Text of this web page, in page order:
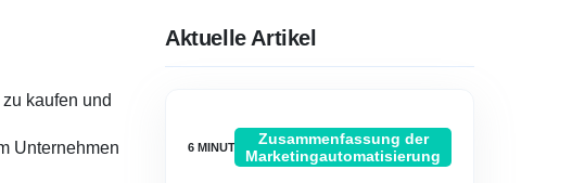
kaufen und
Unternehmen
Aktuelle Artikel
Zusammenfassung der
Marketingautomatisierung